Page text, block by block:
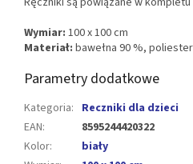
Wymiar: 100 x 100 cm
Materiał: bawełna 90 %,
Parametry dodatkowe
Kategoria: Reczniki dla dzieci
EAN:
8595244420322
Kolor:
biały